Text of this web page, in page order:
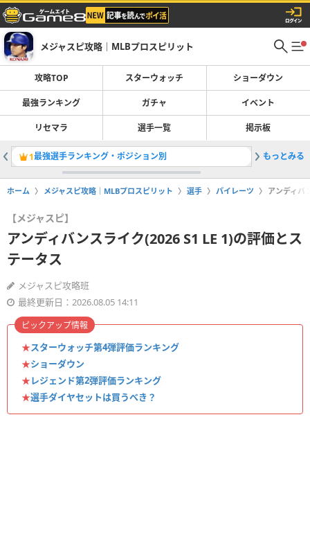
メジャスピ攻略｜MLBプロスピリット
攻略TOP スターウォッチ ショーダウン
最強ランキング ガチャ イベント
リセマラ 選手一覧 掲示板
1最強選手ランキング・ポジション別 2OTWお
もっとみる
ホーム メジャスピ攻略｜MLBプロスピリット 選手 パイレーツ アンディバ
【メジャスピ】
アンディバンスライク(2026 S1 LE 1)の評価とス
テータス
メジャスピ攻略班
最終更新日：2026.08.05 14:11
★スターウォッチ第4弾評価ランキング
★ショーダウン
★レジェンド第2弾評価ランキング
★選手ダイヤセットは買うべき？
ピックアップ情報